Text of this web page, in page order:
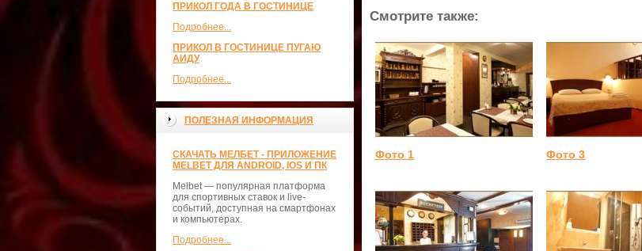
ПРИКОЛ ГОДА В ГОСТИНИЦЕ
Подробнее...
ПРИКОЛ В ГОСТИНИЦЕ ПУГАЮ
АИДУ
Подробнее...
ПОЛЕЗНАЯ ИНФОРМАЦИЯ
СКАЧАТЬ МЕЛБЕТ - ПРИЛОЖЕНИЕ
MELBET ДЛЯ ANDROID, IOS И ПК
Melbet — популярная платформа
для спортивных ставок и live-
событий, доступная на смартфонах
и компьютерах.
Подробнее...
Смотрите также:
Фото 1 Фото 3